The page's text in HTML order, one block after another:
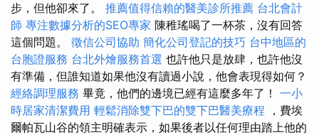
步，但他卻來了。 推薦值得信賴的醫美診所推薦 台北會計
師 專注數據分析的SEO專家 陳稚瑤喝了一杯茶，沒有回答
這個問題。 徵信公司協助 簡化公司登記的技巧 台中地區的
台胞證服務 台北外燴服務首選 也許他只是放肆，也許他沒
有準備，但誰知道如果他沒有讀過小說，他會表現得如何？
經絡調理服務 畢竟，他們的邊境已經有這麼多年了！ 一小
時居家清潔費用 輕鬆消除雙下巴的雙下巴醫美療程 ，費埃
爾帕瓦山谷的領主明確表示，如果後者以任何理由踏上他的